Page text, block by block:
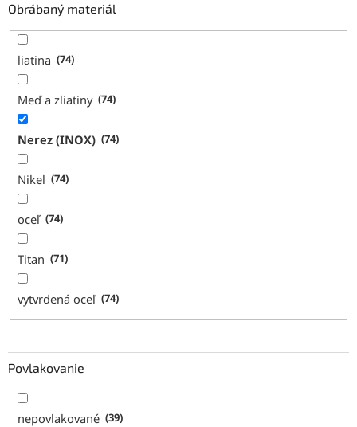
Obrábaný materiál
liatina 74
Meď a zliatiny 74
Nerez (INOX) 74
Nikel 74
oceľ 74
Titan 71
vytvrdená oceľ 74
Povlakovanie
nepovlakované 39